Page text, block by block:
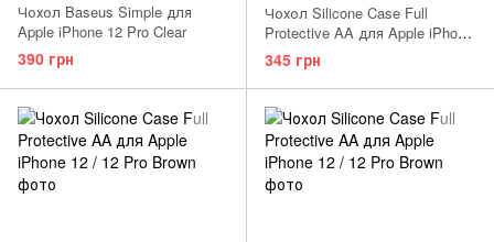
Чохол Baseus Simple для
Apple iPhone 12 Pro Clear
390 грн
Чохол Silicone Case Full
Protective AA для Apple iPhone
12 / 12 Pro Amethyst
345 грн